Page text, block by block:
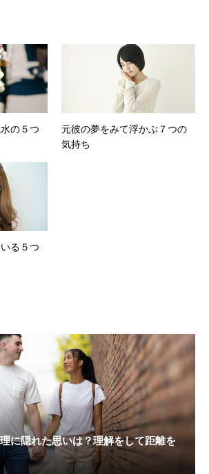
の５つ
元彼の夢をみて浮かぶ７つの
気持ち
る５つ
に隠れた思いは？理解をして距離を